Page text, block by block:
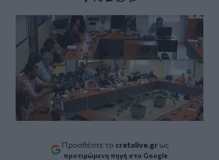
Προσθέστε το cretalive.gr ως
προτιμώμενη πηγή στο Google